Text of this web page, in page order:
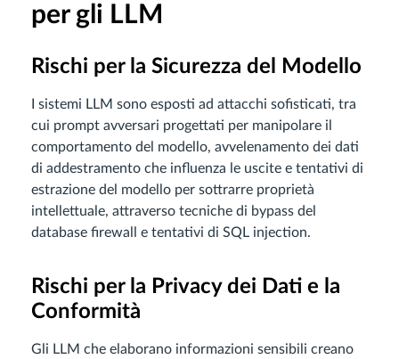
per gli LLM
Rischi per la Sicurezza del Modello
I sistemi LLM sono esposti ad attacchi sofisticati, tra
cui prompt avversari progettati per manipolare il
comportamento del modello, avvelenamento dei dati
di addestramento che influenza le uscite e tentativi di
estrazione del modello per sottrarre proprietà
intellettuale, attraverso tecniche di bypass del
database firewall e tentativi di SQL injection.
Rischi per la Privacy dei Dati e la
Conformità
Gli LLM che elaborano informazioni sensibili creano